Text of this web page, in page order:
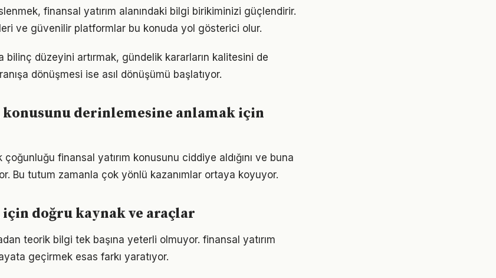
finansal yatırım alanındaki bilgi birikiminizi güçlendirir.
ve güvenilir platformlar bu konuda yol gösterici olur.
bilinç düzeyini artırmak, gündelik kararların kalitesini de
dönüşmesi ise asıl dönüşümü başlatıyor.
konusunu derinlemesine anlamak için
çoğunluğu finansal yatırım konusunu ciddiye aldığını ve buna
Bu tutum zamanla çok yönlü kazanımlar ortaya koyuyor.
için doğru kaynak ve araçlar
teorik bilgi tek başına yeterli olmuyor. finansal yatırım
geçirmek esas farkı yaratıyor.